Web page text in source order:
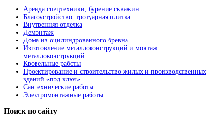
Аренда спецтехники, бурение скважин
Благоустройство, тротуарная плитка
Внутренняя отделка
Демонтаж
Дома из оцилиндрованного бревна
Изготовление металлоконструкций и монтаж
металлоконструкций
Кровельные работы
Проектирование и строительство жилых и производственных
зданий «под ключ»
Сантехнические работы
Электромонтажные работы
Поиск по сайту